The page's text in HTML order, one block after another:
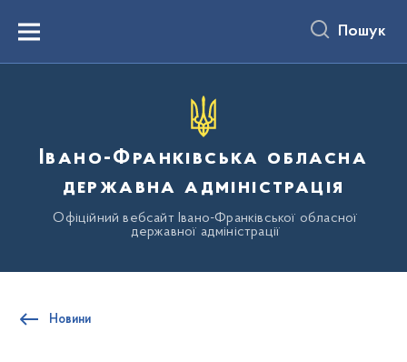
вмістуMenu Пошук
Івано-Франківська обласна
державна адміністрація
Офіційний вебсайт Івано-Франківської обласної
державної адміністрації
Новини